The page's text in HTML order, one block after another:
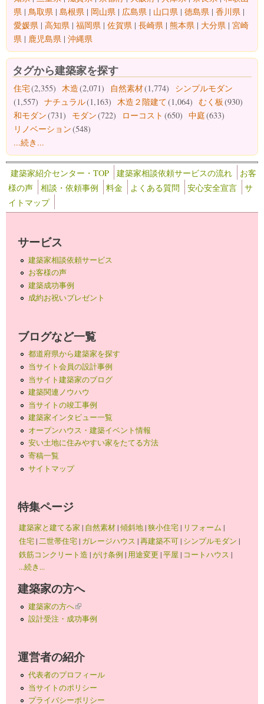
県 | 鳥取県 | 島根県 | 岡山県 | 広島県 | 山口県 | 徳島県 | 香川県 |
愛媛県 | 高知県 | 福岡県 | 佐賀県 | 長崎県 | 熊本県 | 大分県 | 宮崎
県 | 鹿児島県 | 沖縄県
タグから建築家を探す
住宅(2,355) 木造(2,071) 自然素材(1,774)
シンプルモダン
(1,557) ナチュラル(1,163) 木造２階建て(1,064) むく板 (930)
和モダン(731) モダン(722) ローコスト (650) 中庭(633)
リノベーション(548)
...続き...
建築家紹介センター・TOP 建築家相談依頼サービスの流れ
お客
様の声
相談・依頼事例 料金 よくある質問 安心安全宣言
サ
イトマップ
サービス
建築家相談依頼サービス
お客様の声
建築成功事例
成約お祝いプレゼント
ブログなど一覧
都道府県から建築家を探す
当サイト会員の設計事例
当サイト建築家のブログ
建築関連ノウハウ
当サイトの竣工事例
建築家インタビュー一覧
オープンハウス・建築イベント情報
安い土地に住みやすい家をたてる方法
寄稿一覧
サイトマップ
特集ページ
建築家と建てる家 | 自然素材|傾斜地|狭小住宅| リフォーム |
住宅|二世帯住宅| ガレージハウス |再建築不可| シンプルモダン |
鉄筋コンクリート造 |がけ条例 | 用途変更 |平屋 | コートハウス |
...続き...
建築家の方へ
建築家の方へ(link is external)
設計受注・成功事例
運営者の紹介
代表者のプロフィール
当サイトのポリシー
プライバシーポリシー